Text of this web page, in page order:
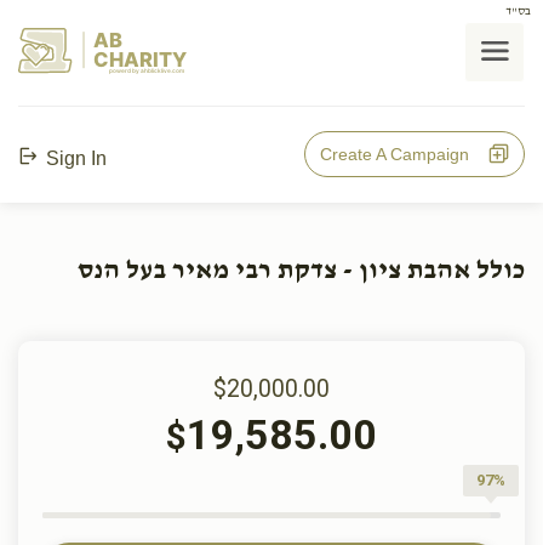
בס"ד
AB
CHARITY
powerd by ahblicklive.com
Sign In Create A Campaign
כולל אהבת ציון - צדקת רבי מאיר בעל הנס
$20,000.00
$19,585.00
97%